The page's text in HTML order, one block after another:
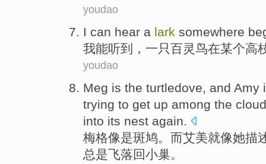
youdao
I can hear a lark somewhere
我能听到 ， 一只百灵鸟在某个高
youdao
Meg is the turtledove and Amy
trying to get up among the
into its nest again
梅格像是斑鸠 。 而艾美就像她描
总是飞落回小巢。